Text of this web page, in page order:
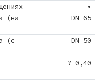
•
(на
DN 65
(с
DN 50
? 0,40